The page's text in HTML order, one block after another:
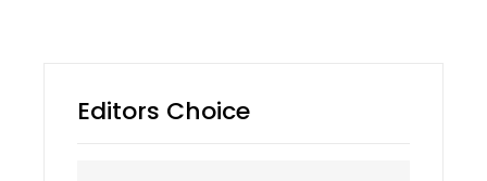
Editors Choice